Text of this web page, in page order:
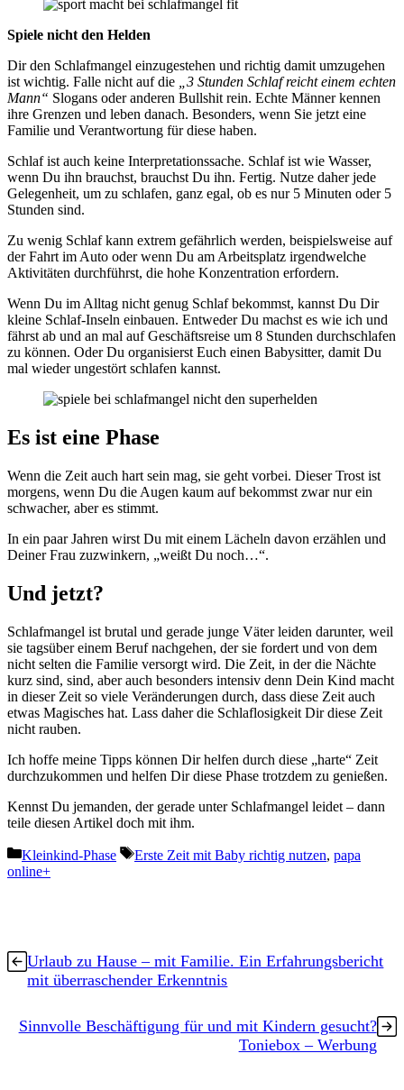
Spiele nicht den Helden
Dir den Schlafmangel einzugestehen und richtig damit umzugehen
ist wichtig. Falle nicht auf die
„3 Stunden Schlaf reicht einem echten
Mann“ Slogans oder anderen Bullshit rein. Echte Männer kennen
ihre Grenzen und leben danach. Besonders, wenn Sie jetzt eine
Familie und Verantwortung für diese haben.
Schlaf ist auch keine Interpretationssache. Schlaf ist wie Wasser,
wenn Du ihn brauchst, brauchst Du ihn. Fertig. Nutze daher jede
Gelegenheit, um zu schlafen, ganz egal, ob es nur 5 Minuten oder 5
Stunden sind.
Zu wenig Schlaf kann extrem gefährlich werden, beispielsweise auf
der Fahrt im Auto oder wenn Du am Arbeitsplatz irgendwelche
Aktivitäten durchführst, die hohe Konzentration erfordern.
Wenn Du im Alltag nicht genug Schlaf bekommst, kannst Du Dir
kleine Schlaf-Inseln einbauen. Entweder Du machst es wie ich und
fährst ab und an mal auf Geschäftsreise um 8 Stunden durchschlafen
zu können. Oder Du organisierst Euch einen Babysitter, damit Du
mal wieder ungestört schlafen kannst.
Es ist eine Phase
Wenn die Zeit auch hart sein mag, sie geht vorbei. Dieser Trost ist
morgens, wenn Du die Augen kaum auf bekommst zwar nur ein
schwacher, aber es stimmt.
In ein paar Jahren wirst Du mit einem Lächeln davon erzählen und
Deiner Frau zuzwinkern, „weißt Du noch…“.
Und jetzt?
Schlafmangel ist brutal und gerade junge Väter leiden darunter, weil
sie tagsüber einem Beruf nachgehen, der sie fordert und von dem
nicht selten die Familie versorgt wird. Die Zeit, in der die Nächte
kurz sind, sind, aber auch besonders intensiv denn Dein Kind macht
in dieser Zeit so viele Veränderungen durch, dass diese Zeit auch
etwas Magisches hat. Lass daher die Schlaflosigkeit Dir diese Zeit
nicht rauben.
Ich hoffe meine Tipps können Dir helfen durch diese „harte“ Zeit
durchzukommen und helfen Dir diese Phase trotzdem zu genießen.
Kennst Du jemanden, der gerade unter Schlafmangel leidet – dann
teile diesen Artikel doch mit ihm.
Kategorien
Kleinkind-Phase Schlagwörter
Erste Zeit mit Baby richtig nutzen, papa
online+
Urlaub zu Hause – mit Familie. Ein Erfahrungsbericht
mit überraschender Erkenntnis
Sinnvolle Beschäftigung für und mit Kindern gesucht?
Toniebox – Werbung